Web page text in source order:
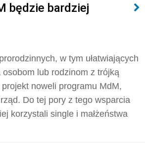
będzie bardziej
w tym ułatwiających
osobom lub rodzinom z trójką
noweli programu MdM,
Do tej pory z tego wsparcia
korzystali single i małżeństwa